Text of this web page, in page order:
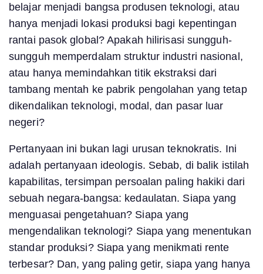
belajar menjadi bangsa produsen teknologi, atau
hanya menjadi lokasi produksi bagi kepentingan
rantai pasok global? Apakah hilirisasi sungguh-
sungguh memperdalam struktur industri nasional,
atau hanya memindahkan titik ekstraksi dari
tambang mentah ke pabrik pengolahan yang tetap
dikendalikan teknologi, modal, dan pasar luar
negeri?
Pertanyaan ini bukan lagi urusan teknokratis. Ini
adalah pertanyaan ideologis. Sebab, di balik istilah
kapabilitas, tersimpan persoalan paling hakiki dari
sebuah negara-bangsa: kedaulatan. Siapa yang
menguasai pengetahuan? Siapa yang
mengendalikan teknologi? Siapa yang menentukan
standar produksi? Siapa yang menikmati rente
terbesar? Dan, yang paling getir, siapa yang hanya